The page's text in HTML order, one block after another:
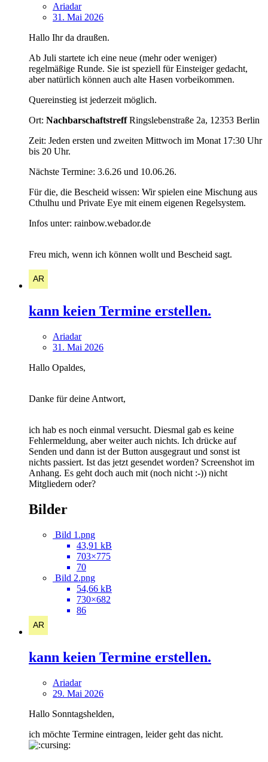
Ariadar
31. Mai 2026
Hallo Ihr da draußen.
Ab Juli startete ich eine neue (mehr oder weniger)
regelmäßige Runde. Sie ist speziell für Einsteiger gedacht,
aber natürlich können auch alte Hasen vorbeikommen.
Quereinstieg ist jederzeit möglich.
Ort: NachbarschaftstreffRingslebenstraße 2a, 12353 Berlin
Zeit: Jeden ersten und zweiten Mittwoch im Monat 17:30 Uhr
bis 20 Uhr.
Nächste Termine: 3.6.26 und 10.06.26.
Für die, die Bescheid wissen: Wir spielen eine Mischung aus
Cthulhu und Private Eye mit einem eigenen Regelsystem.
Infos unter: rainbow.webador.de
Freu mich, wenn ich können wollt und Bescheid sagt.
kann keien Termine erstellen.
Ariadar
31. Mai 2026
Hallo Opaldes,
Danke für deine Antwort,
ich hab es noch einmal versucht. Diesmal gab es keine
Fehlermeldung, aber weiter auch nichts. Ich drücke auf
Senden und dann ist der Button ausgegraut und sonst ist
nichts passiert. Ist das jetzt gesendet worden? Screenshot im
Anhang. Es geht doch auch mit (noch nicht :-)) nicht
Mitgliedern oder?
Bilder
Bild 1.png
43,91 kB
703×775
70
Bild 2.png
54,66 kB
730×682
86
kann keien Termine erstellen.
Ariadar
29. Mai 2026
Hallo Sonntagshelden,
ich möchte Termine eintragen, leider geht das nicht.